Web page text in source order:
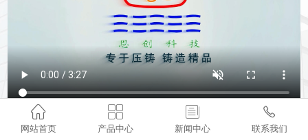

网站首页

产品中心

新闻中心

联系我们